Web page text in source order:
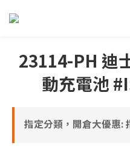
23114-PH 迪
動充電池
指定分類，開倉大優惠: